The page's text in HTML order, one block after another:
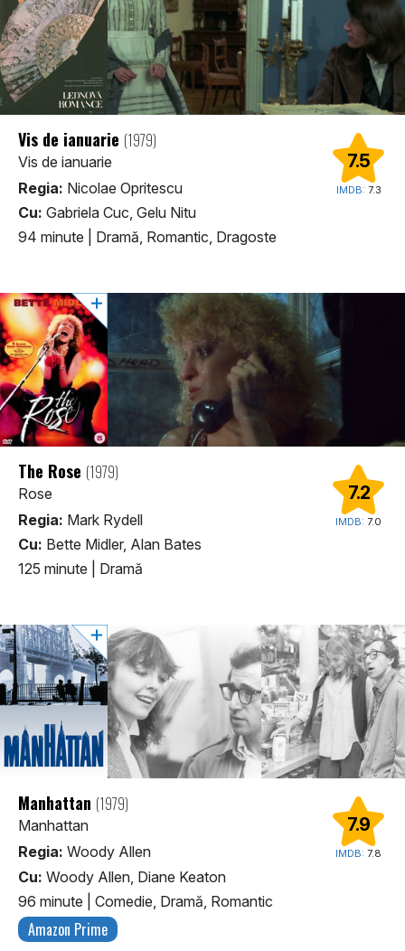
7.5
IMDB: 7.3
Vis de ianuarie (1979)
Vis de ianuarie
Regia: Nicolae Opritescu
Cu: Gabriela Cuc, Gelu Nitu
94 minute
Dramă, Romantic, Dragoste
7.2
IMDB: 7.0
The Rose (1979)
Rose
Regia: Mark Rydell
Cu: Bette Midler, Alan Bates
125 minute
Dramă
7.9
IMDB: 7.8
Manhattan (1979)
Manhattan
Regia: Woody Allen
Cu: Woody Allen, Diane Keaton
96 minute
Comedie, Dramă, Romantic
Amazon Prime